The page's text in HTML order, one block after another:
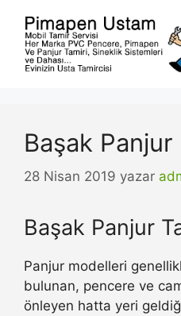
Başak
28 Nisan 2019 yazar
Başak Panjur
Panjur modelleri
bulunan, pencere ve
önleyen hatta yeri